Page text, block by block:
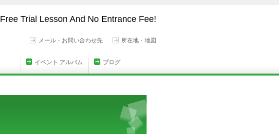
Free Trial Lesson And No Entrance Fee!
メール・お問い合わせ先 所在地・地図
イベント アルバム ブログ